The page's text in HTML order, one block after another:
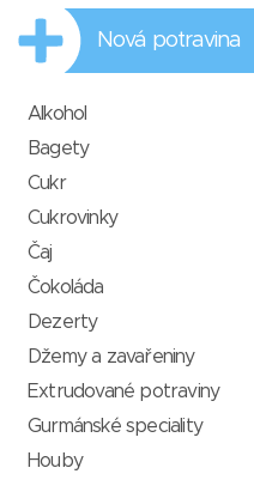
Nová potravina
Alkohol
Bagety
Cukr
Cukrovinky
Čaj
Čokoláda
Dezerty
Džemy a zavařeniny
Extrudované potraviny
Gurmánské speciality
Houby